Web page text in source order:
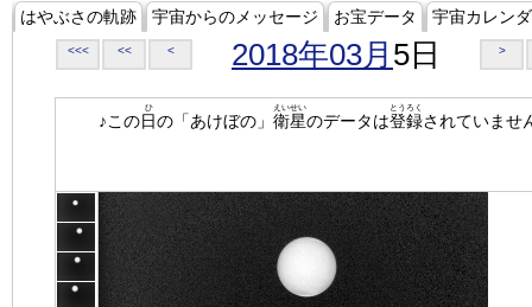
はやぶさの軌跡 宇宙からのメッセージ お宝データ 宇宙カレン
<<< << < 2018年03月 5日 >
♪この日
ひ
の「あけぼの」 衛星
えいせい
のデータは登録
とうろく
されていませ